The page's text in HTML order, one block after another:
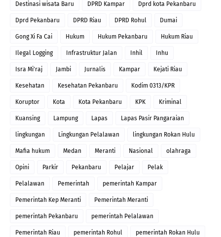
Destinasi wisata Baru DPRD Kampar Dprd kota Pekanbaru
Dprd Pekanbaru DPRD Riau DPRD Rohul Dumai
Gong Xi Fa Cai Hukum Hukum Pekanbaru Hukum Riau
Ilegal Logging Infrastruktur Jalan Inhil Inhu
Isra Mi'raj Jambi Jurnalis Kampar Kejati Riau
Kesehatan Kesehatan Pekanbaru Kodim 0313/KPR
Koruptor Kota Kota Pekanbaru KPK Kriminal
Kuansing Lampung Lapas Lapas Pasir Pangaraian
lingkungan Lingkungan Pelalawan lingkungan Rokan Hulu
Mafia hukum Medan Meranti Nasional olahraga
Opini Parkir Pekanbaru Pelajar Pelak
Pelalawan Pemerintah pemerintah Kampar
Pemerintah Kep Meranti Pemerintah Meranti
pemerintah Pekanbaru pemerintah Pelalawan
Pemerintah Riau pemerintah Rohul pemerintah Rokan Hulu